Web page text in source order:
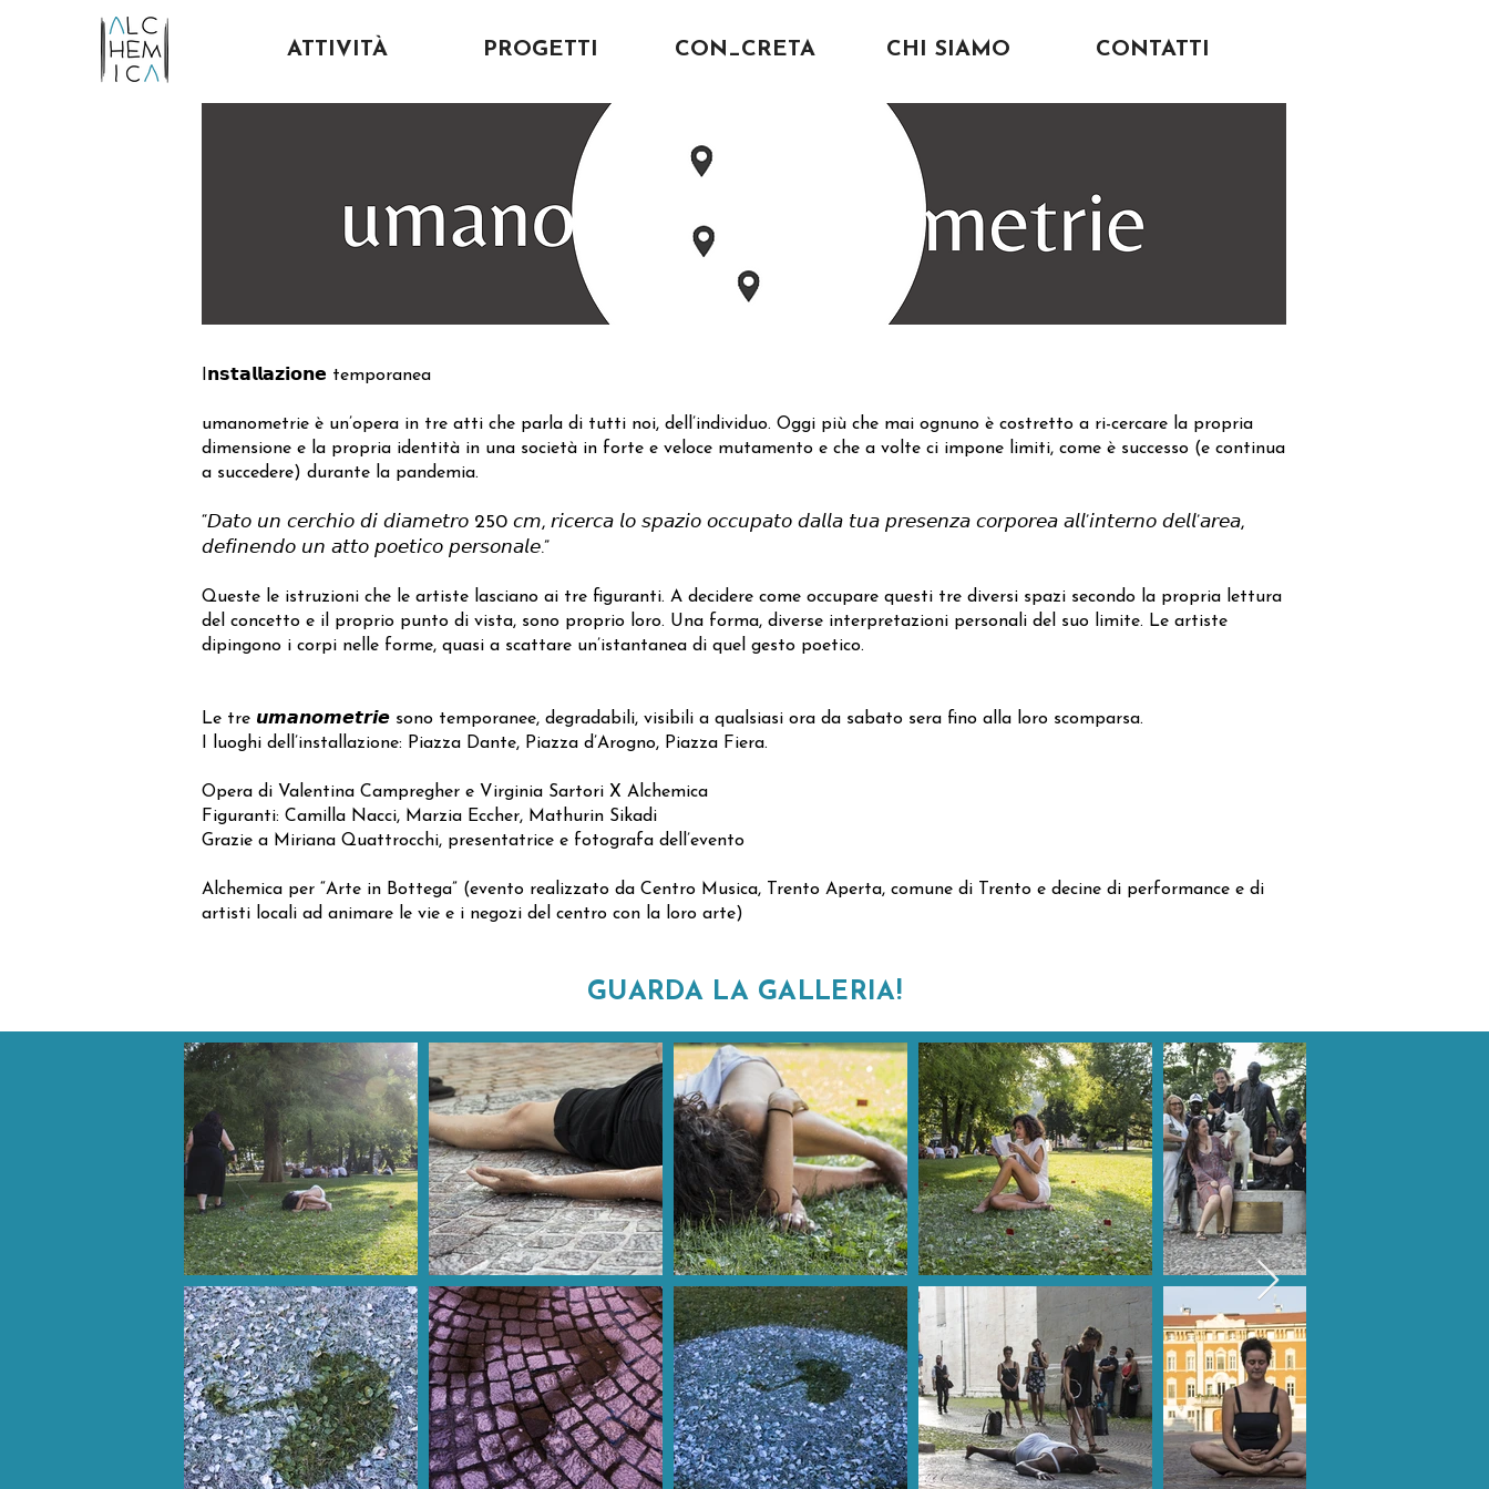
ATTIVITÀ PROGETTI CON_CRETA CHI SIAMO CONTATTI
I𝗻𝘀𝘁𝗮𝗹𝗹𝗮𝘇𝗶𝗼𝗻𝗲 temporanea
umanometrie è un’opera in tre atti che parla di tutti noi, dell’individuo. Oggi più che mai ognuno è costretto a ri-cercare la propria
dimensione e la propria identità in una società in forte e veloce mutamento e che a volte ci impone limiti, come è successo (e continua
a succedere) durante la pandemia.
“𝘋𝘢𝘵𝘰 𝘶𝘯 𝘤𝘦𝘳𝘤𝘩𝘪𝘰 𝘥𝘪 𝘥𝘪𝘢𝘮𝘦𝘵𝘳𝘰 250 𝘤𝘮, 𝘳𝘪𝘤𝘦𝘳𝘤𝘢 𝘭𝘰 𝘴𝘱𝘢𝘻𝘪𝘰 𝘰𝘤𝘤𝘶𝘱𝘢𝘵𝘰 𝘥𝘢𝘭𝘭𝘢 𝘵𝘶𝘢 𝘱𝘳𝘦𝘴𝘦𝘯𝘻𝘢 𝘤𝘰𝘳𝘱𝘰𝘳𝘦𝘢 𝘢𝘭𝘭’𝘪𝘯𝘵𝘦𝘳𝘯𝘰 𝘥𝘦𝘭𝘭’𝘢𝘳𝘦𝘢,
𝘥𝘦𝘧𝘪𝘯𝘦𝘯𝘥𝘰 𝘶𝘯 𝘢𝘵𝘵𝘰 𝘱𝘰𝘦𝘵𝘪𝘤𝘰 𝘱𝘦𝘳𝘴𝘰𝘯𝘢𝘭𝘦.”
Queste le istruzioni che le artiste lasciano ai tre figuranti. A decidere come occupare questi tre diversi spazi secondo la propria lettura
del concetto e il proprio punto di vista, sono proprio loro. Una forma, diverse interpretazioni personali del suo limite. Le artiste
dipingono i corpi nelle forme, quasi a scattare un’istantanea di quel gesto poetico.
Le tre 𝙪𝙢𝙖𝙣𝙤𝙢𝙚𝙩𝙧𝙞𝙚 sono temporanee, degradabili, visibili a qualsiasi ora da sabato sera fino alla loro scomparsa.
I luoghi dell’installazione: Piazza Dante, Piazza d’Arogno, Piazza Fiera.
Opera di Valentina Campregher e Virginia Sartori X Alchemica
Figuranti: Camilla Nacci, Marzia Eccher, Mathurin Sikadi
Grazie a Miriana Quattrocchi, presentatrice e fotografa dell’evento
Alchemica per “Arte in Bottega” (evento realizzato da Centro Musica, Trento Aperta, comune di Trento e decine di performance e di
artisti locali ad animare le vie e i negozi del centro con la loro arte)
GUARDA LA GALLERIA!